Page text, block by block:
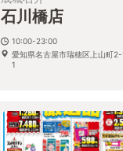
石川橋店
10:00-23:00
愛知県名古屋市瑞穂区上山町
1